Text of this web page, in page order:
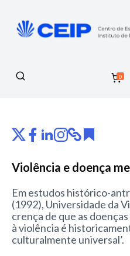
0
Violência e doença
Em estudos histórico-
(1992), Universidade da
crença de que as
à violência é
culturalmente universal’.